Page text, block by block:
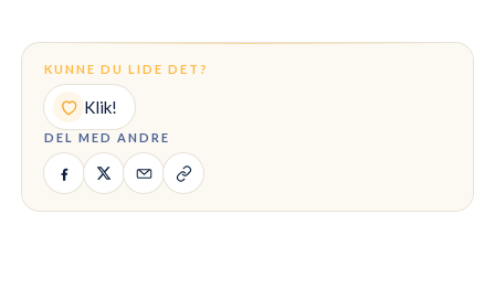
KUNNE DU LIDE DET?
Klik!
DEL MED ANDRE